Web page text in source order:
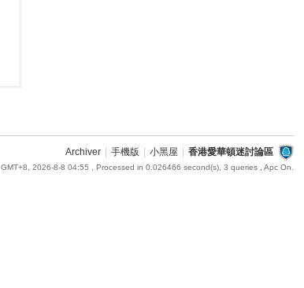
Archiver 手機版 小黑屋 香港愛華頓迷討論區
GMT+8, 2026-8-8 04:55 , Processed in 0.026466 second(s), 3 queries , Apc On.